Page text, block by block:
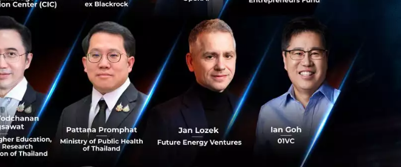
เข้าชมที่มีส่วนร่วมไปกับการแข่งด้วย
าลัยBundeswehr Munichระบุว่า Hyrox เป็รูป
มากกว่า Strength สูงสุด เหมาะกับคน
งงานสูงสุด
วัยทำงานมีกำลังซื้อ และอยากพิสูจน์ตัวเอง
เป็นอย่างมาก